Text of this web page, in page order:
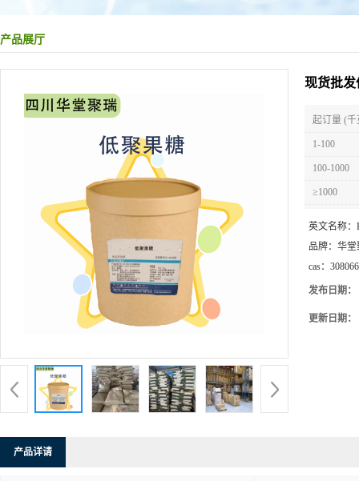
产品展厅
现货批发
起订量 (千
1-100
100-1000
≥1000
英文名称：
品牌： 华堂
cas：
发布日期：
更新日期：
产品详请